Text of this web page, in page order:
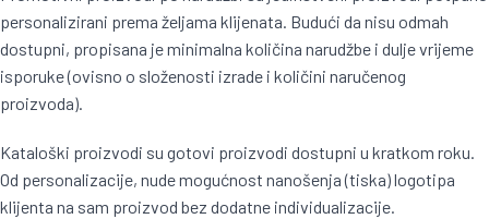
personalizirani prema željama klijenata. Budući da nisu odmah
dostupni, propisana je minimalna količina narudžbe i dulje vrijeme
isporuke (ovisno o složenosti izrade i količini naručenog
proizvoda).
Kataloški proizvodi su gotovi proizvodi dostupni u kratkom roku.
Od personalizacije, nude mogućnost nanošenja (tiska) logotipa
klijenta na sam proizvod bez dodatne individualizacije.